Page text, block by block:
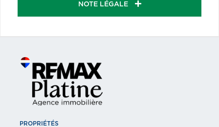
NOTE LÉGALE
PROPRIÉTÉS